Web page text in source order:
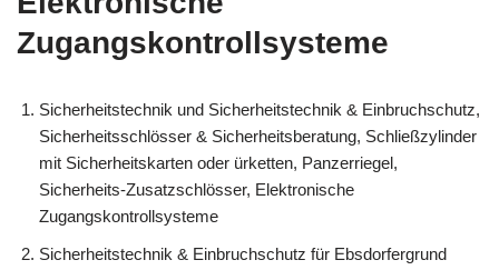
Zugangskontrollsysteme
Sicherheitstechnik und Sicherheitstechnik & Einbruchschutz,
Sicherheitsschlösser & Sicherheitsberatung, Schließzylinder
mit Sicherheitskarten oder ürketten, Panzerriegel,
Sicherheits-Zusatzschlösser, Elektronische
Zugangskontrollsysteme
Sicherheitstechnik & Einbruchschutz für Ebsdorfergrund